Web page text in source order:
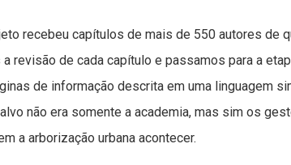
recebeu capítulos de mais de 550 autores de
de cada capítulo e passamos para a
de informação descrita em uma linguagem
não era somente a academia, mas sim os
a arborização urbana acontecer.